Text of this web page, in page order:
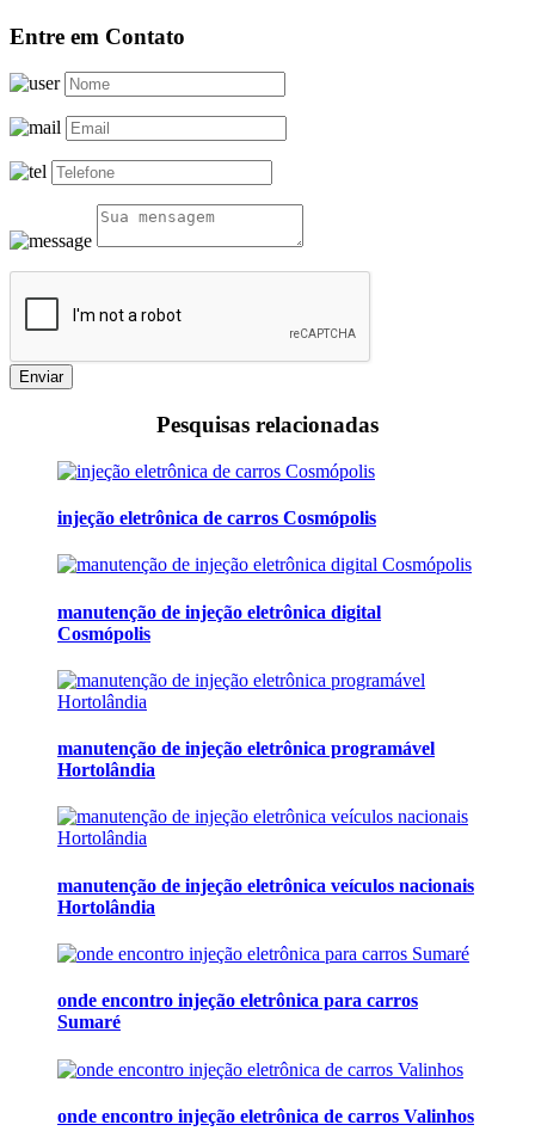
Entre em Contato
Enviar
Pesquisas relacionadas
injeção eletrônica de carros Cosmópolis
manutenção de injeção eletrônica digital
Cosmópolis
manutenção de injeção eletrônica programável
Hortolândia
manutenção de injeção eletrônica veículos nacionais
Hortolândia
onde encontro injeção eletrônica para carros
Sumaré
onde encontro injeção eletrônica de carros Valinhos